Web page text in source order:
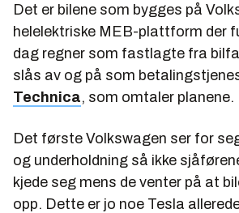
Det er bilene som bygges på
helelektriske MEB-plattform der
dag regner som fastlagte fra
slås av og på som
Technica, som omtaler planene.
Det første Volkswagen ser for
og underholdning så ikke
kjede seg mens de venter på at
opp. Dette er jo noe Tesla